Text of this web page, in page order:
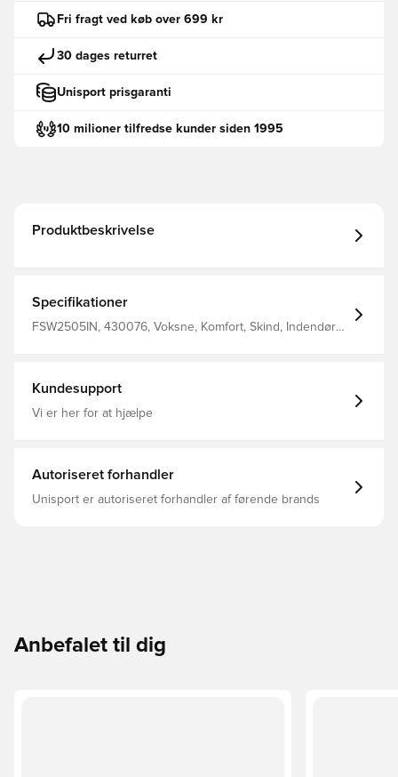
Fri fragt ved køb over 699 kr
30 dages returret
Unisport prisgaranti
10 milioner tilfredse kunder siden 1995
Produktbeskrivelse
Specifikationer
FSW2505IN, 430076, Voksne, Komfort, Skind, Indendørs
Kundesupport
Vi er her for at hjælpe
Autoriseret forhandler
Unisport er autoriseret forhandler af førende brands
Anbefalet til dig